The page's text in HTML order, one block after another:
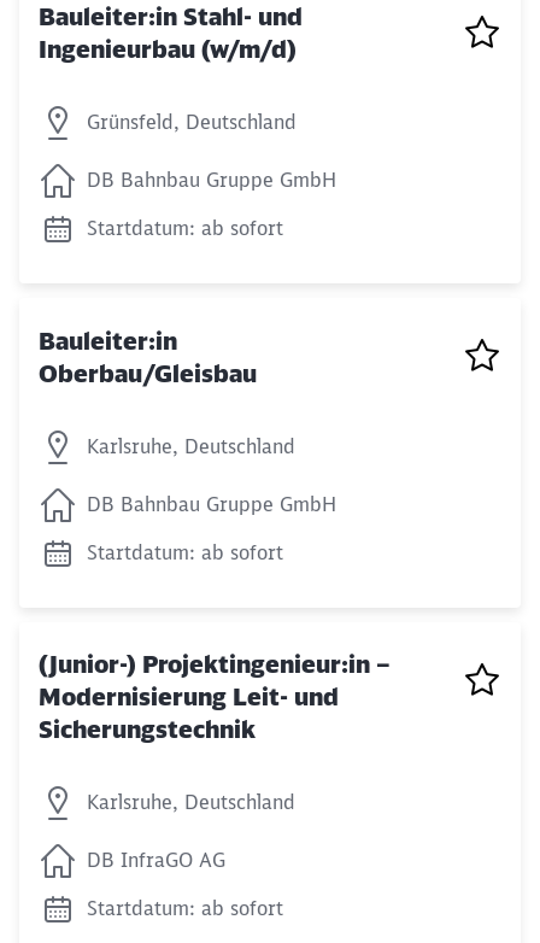
Bauleiter:in Stahl- und
Ingenieurbau (w/m/d)
Grünsfeld, Deutschland
DB Bahnbau Gruppe GmbH
Startdatum: ab sofort
Bauleiter:in
Oberbau/Gleisbau
Karlsruhe, Deutschland
DB Bahnbau Gruppe GmbH
Startdatum: ab sofort
(Junior-) Projektingenieur:in –
Modernisierung Leit- und
Sicherungstechnik
Karlsruhe, Deutschland
DB InfraGO AG
Startdatum: ab sofort
Möchten Sie zu weitergeleitet
werden?